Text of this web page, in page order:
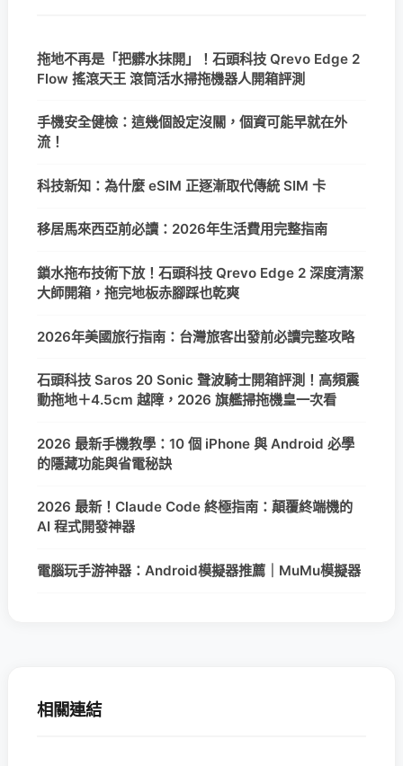
拖地不再是「把髒水抹開」！石頭科技 Qrevo Edge 2
Flow 搖滾天王 滾筒活水掃拖機器人開箱評測
手機安全健檢：這幾個設定沒關，個資可能早就在外
流！
科技新知：為什麼 eSIM 正逐漸取代傳統 SIM 卡
移居馬來西亞前必讀：2026年生活費用完整指南
鎖水拖布技術下放！石頭科技 Qrevo Edge 2 深度清潔
大師開箱，拖完地板赤腳踩也乾爽
2026年美國旅行指南：台灣旅客出發前必讀完整攻略
石頭科技 Saros 20 Sonic 聲波騎士開箱評測！高頻震
動拖地＋4.5cm 越障，2026 旗艦掃拖機皇一次看
2026 最新手機教學：10 個 iPhone 與 Android 必學
的隱藏功能與省電秘訣
2026 最新！Claude Code 終極指南：顛覆終端機的
AI 程式開發神器
電腦玩手游神器：Android模擬器推薦｜MuMu模擬器
相關連結